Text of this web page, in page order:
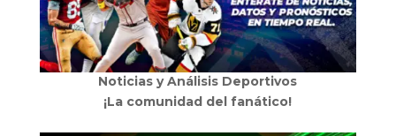
Noticias y Análisis Deportivos
¡La comunidad del fanático!